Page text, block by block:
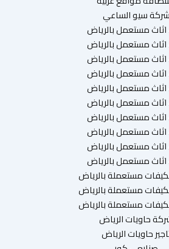
شركة سيو الساعي
اثاث مستعمل بالرياض
اثاث مستعمل بالرياض
اثاث مستعمل بالرياض
اثاث مستعمل بالرياض
اثاث مستعمل بالرياض
اثاث مستعمل بالرياض
اثاث مستعمل بالرياض
اثاث مستعمل بالرياض
اثاث مستعمل بالرياض
اثاث مستعمل بالرياض
مستعملة بالرياض
مستعملة بالرياض
مستعملة بالرياض
حاويات الرياض
حاويات الرياض